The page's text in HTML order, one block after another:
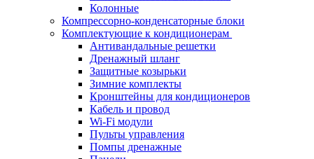
Колонные
Компрессорно-конденсаторные блоки
Комплектующие к кондиционерам
Антивандальные решетки
Дренажный шланг
Защитные козырьки
Зимние комплекты
Кронштейны для кондиционеров
Кабель и провод
Wi-Fi модули
Пульты управления
Помпы дренажные